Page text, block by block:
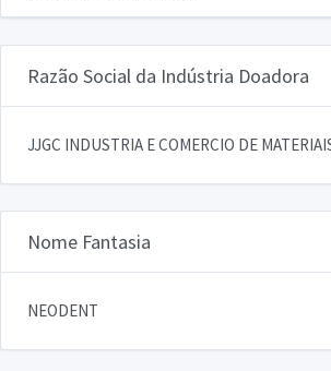
Razão Social da Indústria Doadora
JJGC INDUSTRIA E COMERCIO DE
Nome Fantasia
NEODENT